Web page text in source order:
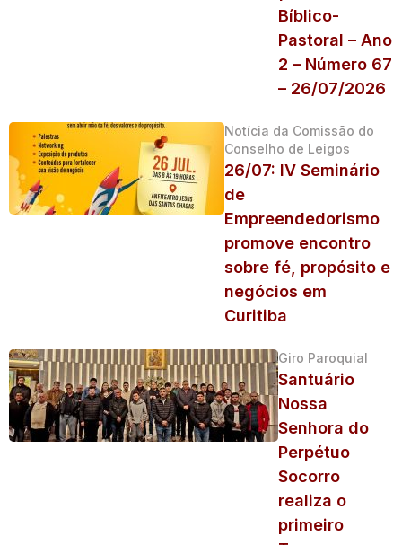
Bíblico-
Pastoral – Ano
2 – Número 67
– 26/07/2026
Notícia da Comissão do
Conselho de Leigos
26/07: IV Seminário
de
Empreendedorismo
promove encontro
sobre fé, propósito e
negócios em
Curitiba
Giro Paroquial
Santuário
Nossa
Senhora do
Perpétuo
Socorro
realiza o
primeiro